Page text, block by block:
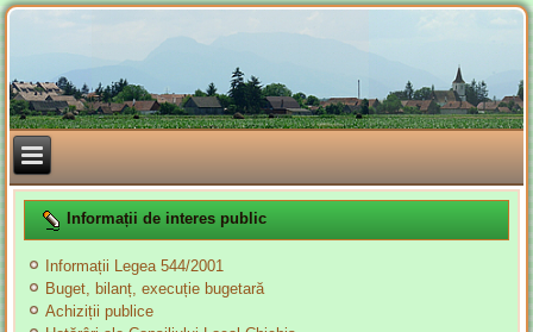
Informații de interes public
Informații Legea 544/2001
Buget, bilanț, execuție bugetară
Achiziții publice